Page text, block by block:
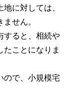
に対しては、
せん。
すると、相続や
ことになりま
ので、小規模宅